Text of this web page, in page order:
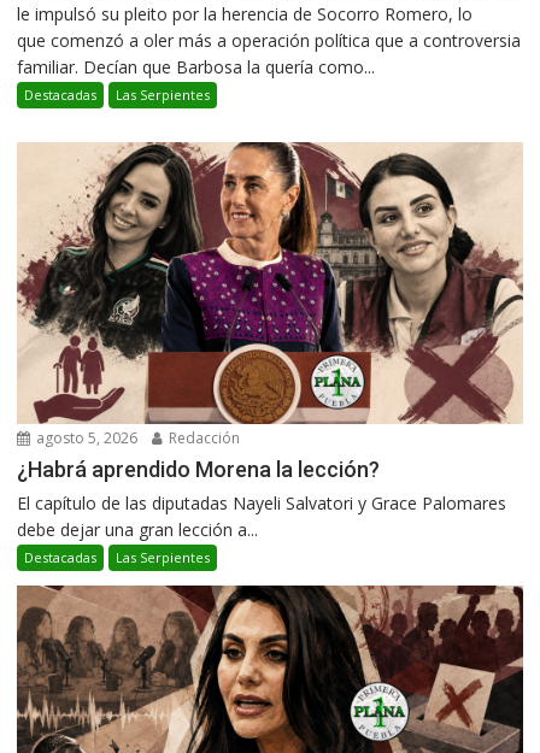
le impulsó su pleito por la herencia de Socorro Romero, lo
que comenzó a oler más a operación política que a controversia
familiar. Decían que Barbosa la quería como...
Destacadas Las Serpientes
agosto 5, 2026 Redacción
¿Habrá aprendido Morena la lección?
El capítulo de las diputadas Nayeli Salvatori y Grace Palomares
debe dejar una gran lección a...
Destacadas Las Serpientes